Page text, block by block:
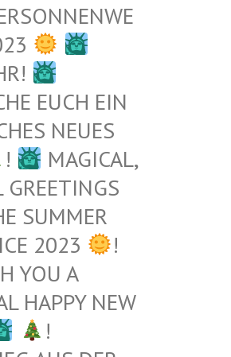
EUCH EIN
NEUES
!
MAGICAL,
GREETINGS
SUMMER
2023
!
YOU A
HAPPY NEW
!